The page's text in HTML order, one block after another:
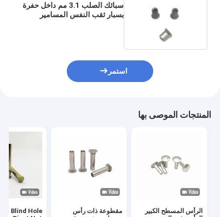
سبائك الصلب 3.1 مم داخل حفرة
بسبار ثقب النفس المسامير
استمر
المنتجات الموصى بها
الرأس المسطح الكبير
مقطوعة ذات رأس
Blind Hole